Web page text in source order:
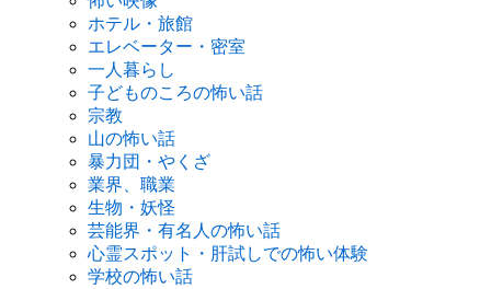
ホテル・旅館
エレベーター・密室
一人暮らし
子どものころの怖い話
宗教
山の怖い話
暴力団・やくざ
業界、職業
生物・妖怪
芸能界・有名人の怖い話
心霊スポット・肝試しでの怖い体験
学校の怖い話